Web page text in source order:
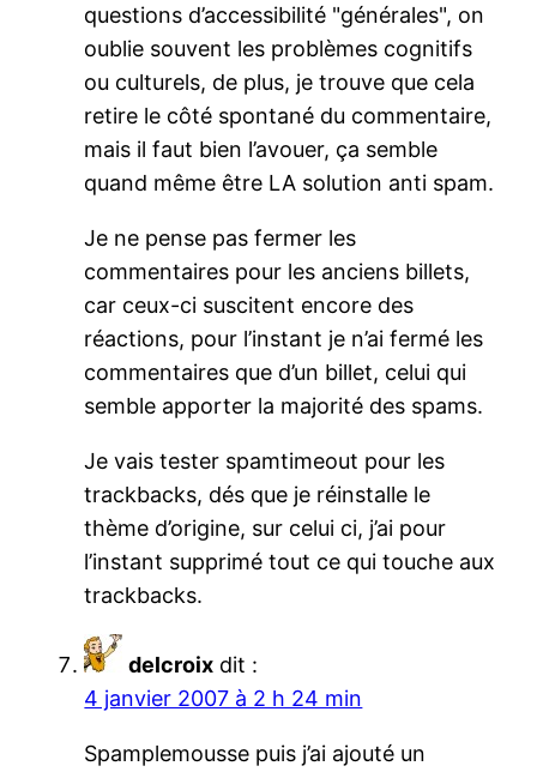
questions d’accessibilité "générales", on
oublie souvent les problèmes cognitifs
ou culturels, de plus, je trouve que cela
retire le côté spontané du commentaire,
mais il faut bien l’avouer, ça semble
quand même être LA solution anti spam.
Je ne pense pas fermer les
commentaires pour les anciens billets,
car ceux-ci suscitent encore des
réactions, pour l’instant je n’ai fermé les
commentaires que d’un billet, celui qui
semble apporter la majorité des spams.
Je vais tester spamtimeout pour les
trackbacks, dés que je réinstalle le
thème d’origine, sur celui ci, j’ai pour
l’instant supprimé tout ce qui touche aux
trackbacks.
delcroix dit :
4 janvier 2007 à 2 h 24 min
Spamplemousse puis j’ai ajouté un